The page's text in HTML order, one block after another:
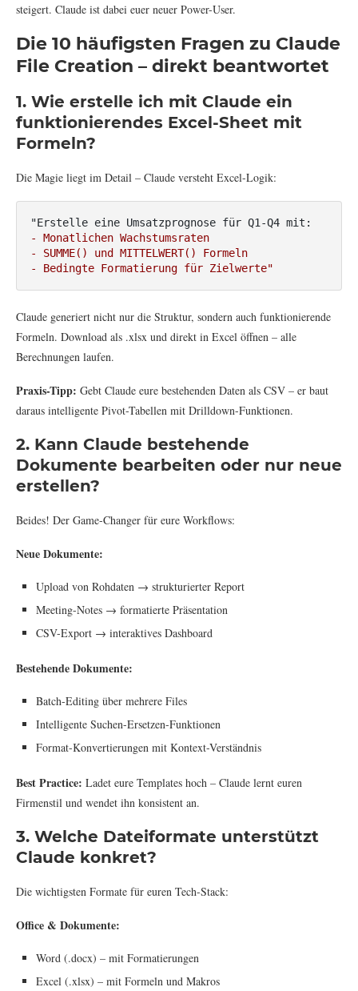
steigert. Claude ist dabei euer neuer Power-User.
Die 10 häufigsten Fragen zu Claude
File Creation – direkt beantwortet
1. Wie erstelle ich mit Claude ein
funktionierendes Excel-Sheet mit
Formeln?
Die Magie liegt im Detail – Claude versteht Excel-Logik:
- Monatlichen Wachstumsraten
- SUMME() und MITTELWERT() Formeln
- Bedingte Formatierung für Zielwerte"
Claude generiert nicht nur die Struktur, sondern auch funktionierende
Formeln. Download als .xlsx und direkt in Excel öffnen – alle
Berechnungen laufen.
Praxis-Tipp: Gebt Claude eure bestehenden Daten als CSV – er baut
daraus intelligente Pivot-Tabellen mit Drilldown-Funktionen.
2. Kann Claude bestehende
Dokumente bearbeiten oder nur neue
erstellen?
Beides! Der Game-Changer für eure Workflows:
Neue Dokumente:
Upload von Rohdaten → strukturierter Report
Meeting-Notes → formatierte Präsentation
CSV-Export → interaktives Dashboard
Bestehende Dokumente:
Batch-Editing über mehrere Files
Intelligente Suchen-Ersetzen-Funktionen
Format-Konvertierungen mit Kontext-Verständnis
Best Practice: Ladet eure Templates hoch – Claude lernt euren
Firmenstil und wendet ihn konsistent an.
3. Welche Dateiformate unterstützt
Claude konkret?
Die wichtigsten Formate für euren Tech-Stack:
Office & Dokumente:
Word (.docx) – mit Formatierungen
Excel (.xlsx) – mit Formeln und Makros